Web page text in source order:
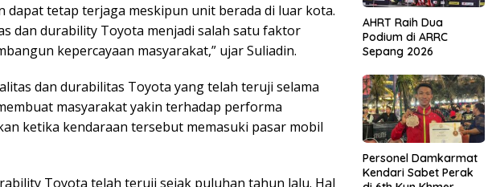
dapat tetap terjaga meskipun unit berada di luar kota.
dan durability Toyota menjadi salah satu faktor
kepercayaan masyarakat,” ujar Suliadin.
dan durabilitas Toyota yang telah teruji selama
masyarakat yakin terhadap performa
ketika kendaraan tersebut memasuki pasar mobil
Toyota telah teruji sejak puluhan tahun lalu. Hal
AHRT Raih Dua
Podium di ARRC
Sepang 2026
Personel Damkarmat
Kendari Sabet Perak